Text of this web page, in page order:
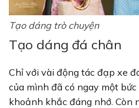
Tạo dáng trò chuyện
Tạo dáng đá chân
Chỉ với vài động tác đạp xe
của mình đã có ngay một
khoảnh khắc đáng nhớ. Còn